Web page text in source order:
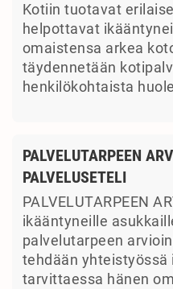
Kotiin tuotavat
helpottavat
omaistensa arkea
täydennetään
henkilökohtaista
PALVELUTARPEEN
PALVELUSETELI
PALVELUTARPEEN
ikääntyneille
palvelutarpeen
tehdään yhteistyössä
tarvittaessa hänen